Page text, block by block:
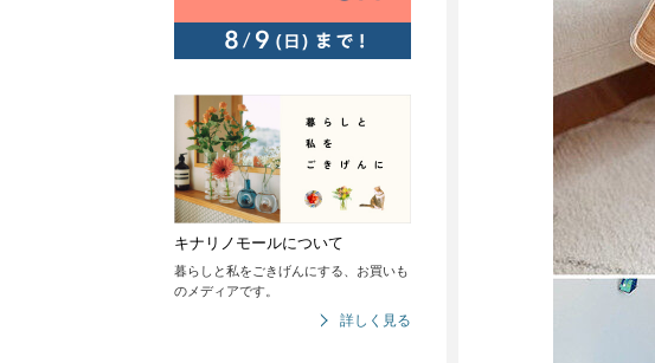
キナリノモールについて
暮らしと私をごきげんにする、お買いも
のメディアです。
詳しく見る